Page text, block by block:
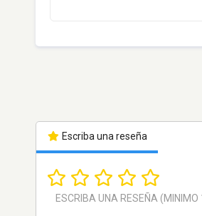
Escriba una reseña